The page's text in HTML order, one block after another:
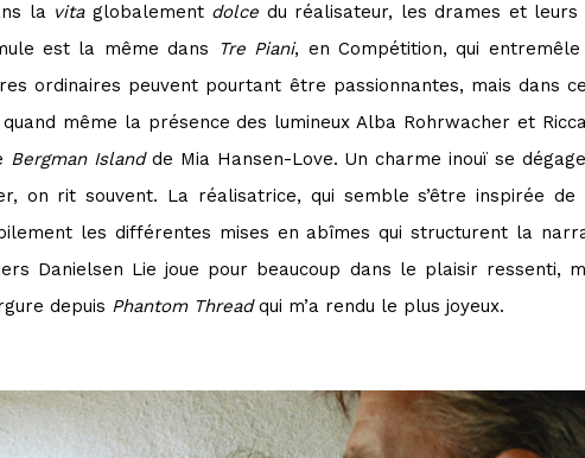
la vitaglobalement dolce du réalisateur, les drames et leurs
est la même dans
Tre Piani, en Compétition, qui
ordinaires peuvent pourtant être passionnantes, mais dans
même la présence des lumineux Alba Rohrwacher et
Bergman Island de Mia Hansen-Love. Un charme inouï se
on rit souvent. La réalisatrice, qui semble s’être inspirée
les différentes mises en abîmes qui structurent la
Danielsen Lie joue pour beaucoup dans le plaisir ressenti,
depuis Phantom Threadqui m’a rendu le plus joyeux.